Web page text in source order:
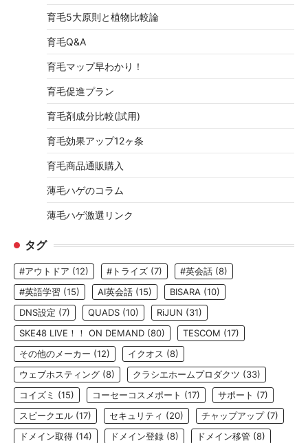
育毛5大原則と植物比較論
育毛Q&A
育毛マップ早わかり！
育毛促進プラン
育毛剤成分比較(試用)
育毛効果アップ12ヶ条
育毛商品通販購入
薄毛ハゲのコラム
薄毛ハゲ激選リンク
タグ
#アウトドア (12) #トライズ (7) #英会話 (8)
#英語学習 (15) AI英会話 (15) BISARA (10)
DNS設定 (7) QUADS (10) RiJUN (31)
SKE48 LIVE！！ ON DEMAND (80) TESCOM (17)
その他のメーカー (12) イクオス (8)
ウェブホスティング (8) クラシエホームプロダクツ (33)
コイズミ (15) コーセーコスメポート (17) サポート (7)
スピークエル (17) セキュリティ (20) チャップアップ(7)
ドメイン取得 (14) ドメイン登録 (8) ドメイン移管 (8)